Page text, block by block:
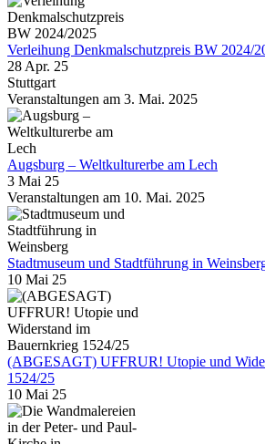
Verleihung Denkmalschutzpreis BW 2024/
28 Apr. 25
Stuttgart
Veranstaltungen am 3. Mai. 2025
Augsburg – Weltkulturerbe am Lech
3 Mai 25
Veranstaltungen am 10. Mai. 2025
Stadtmuseum und Stadtführung in
10 Mai 25
(ABGESAGT) UFFRUR! Utopie und
1524/25
10 Mai 25